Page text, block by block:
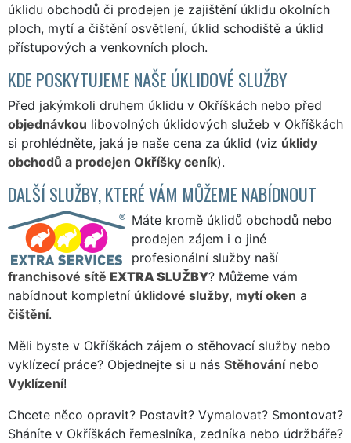
úklidu obchodů či prodejen je zajištění úklidu okolních
ploch, mytí a čištění osvětlení, úklid schodiště a úklid
přístupových a venkovních ploch.
KDE POSKYTUJEME NAŠE ÚKLIDOVÉ SLUŽBY
Před jakýmkoli druhem úklidu v Okříškách nebo před
objednávkou libovolných úklidových služeb v Okříškách
si prohlédněte, jaká je naše cena za úklid (viz úklidy
obchodů a prodejen Okříšky ceník).
DALŠÍ SLUŽBY, KTERÉ VÁM MŮŽEME NABÍDNOUT
Máte kromě úklidů obchodů nebo
prodejen zájem i o jiné
profesionální služby naší
franchisové sítě EXTRA SLUŽBY? Můžeme vám
nabídnout kompletní úklidové služby, mytí oken a
čištění.
Měli byste v Okříškách zájem o stěhovací služby nebo
vyklízecí práce? Objednejte si u nás Stěhovánínebo
Vyklízení!
Chcete něco opravit? Postavit? Vymalovat? Smontovat?
Sháníte v Okříškách řemeslníka, zedníka nebo údržbáře?